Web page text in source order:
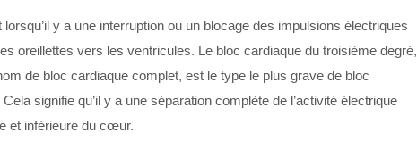
y a une interruption ou un blocage des impulsions électriques
oreillettes vers les ventricules. Le bloc cardiaque du troisième degré,
de bloc cardiaque complet, est le type le plus grave de bloc
signifie qu’il y a une séparation complète de l’activité électrique
et inférieure du cœur.